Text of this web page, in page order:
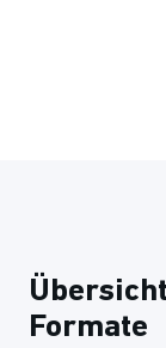
Formate